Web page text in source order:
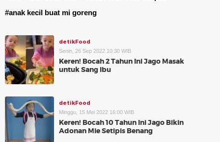
#anak kecil buat mi goreng
detikFood
Senin, 26 Sep 2022 10:30 WIB
Keren! Bocah 2 Tahun Ini Jago Masak
untuk Sang Ibu
detikFood
Minggu, 15 Mei 2022 16:00 WIB
Keren! Bocah 10 Tahun Ini Jago Bikin
Adonan Mie Setipis Benang